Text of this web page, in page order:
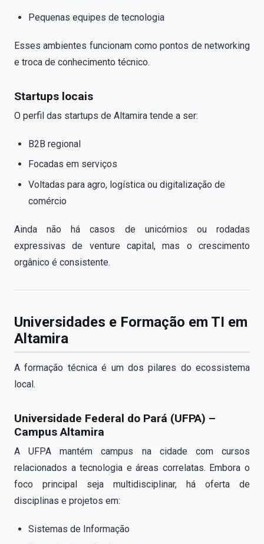
Pequenas equipes de tecnologia
Esses ambientes funcionam como pontos de networking
e troca de conhecimento técnico.
Startups locais
O perfil das startups de Altamira tende a ser:
B2B regional
Focadas em serviços
Voltadas para agro, logística ou digitalização de
comércio
Ainda não há casos de unicórnios ou rodadas
expressivas de venture capital, mas o crescimento
orgânico é consistente.
Universidades e Formação em TI em
Altamira
A formação técnica é um dos pilares do ecossistema
local.
Universidade Federal do Pará (UFPA) –
Campus Altamira
A UFPA mantém campus na cidade com cursos
relacionados a tecnologia e áreas correlatas. Embora o
foco principal seja multidisciplinar, há oferta de
disciplinas e projetos em:
Sistemas de Informação